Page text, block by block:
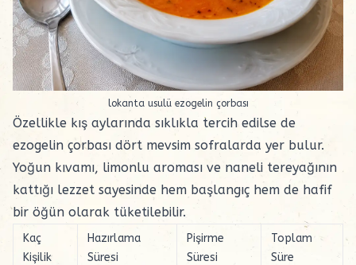
lokanta usulü ezogelin çorbası
Özellikle kış aylarında sıklıkla tercih edilse de
ezogelin çorbası dört mevsim sofralarda yer bulur.
Yoğun kıvamı, limonlu aroması ve naneli tereyağının
kattığı lezzet sayesinde hem başlangıç hem de hafif
bir öğün olarak tüketilebilir.
Kaç
Kişilik
Hazırlama
Süresi
Pişirme
Süresi
Toplam
Süre